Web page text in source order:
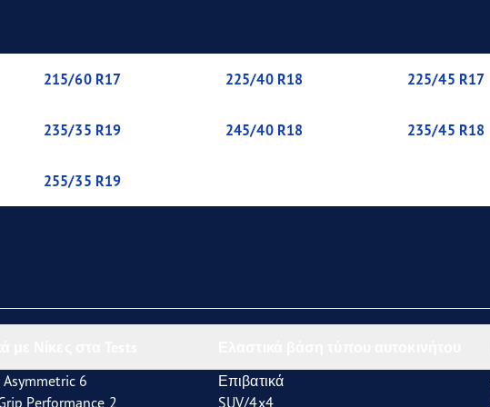
215/60 R17 225/40 R18 225/45 R17
235/35 R19 245/40 R18 235/45 R18
255/35 R19
Asymmetric 6
Performance 2
Επιβατικά
SUV/4x4